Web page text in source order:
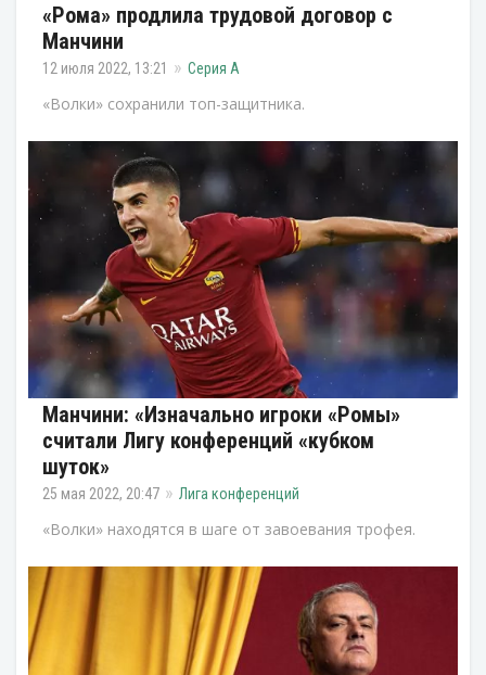
«Рома» продлила трудовой договор с
Манчини
12 июля 2022, 13:21 Серия А
«Волки» сохранили топ-защитника.
Манчини: «Изначально игроки «Ромы»
считали Лигу конференций «кубком
шуток»
25 мая 2022, 20:47 Лига конференций
«Волки» находятся в шаге от завоевания трофея.